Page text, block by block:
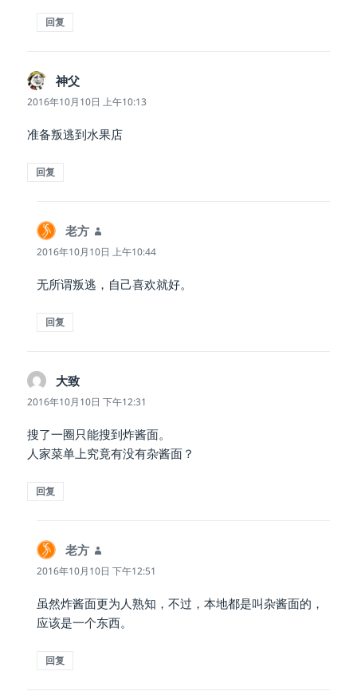
回复
神父
道：
2016年10月10日 上午10:13
准备叛逃到水果店
回复
老方
道：
2016年10月10日 上午10:44
无所谓叛逃，自己喜欢就好。
回复
大致
道：
2016年10月10日 下午12:31
搜了一圈只能搜到炸酱面。
人家菜单上究竟有没有杂酱面？
回复
老方
道：
2016年10月10日 下午12:51
虽然炸酱面更为人熟知，不过，本地都是叫杂酱面的，
应该是一个东西。
回复